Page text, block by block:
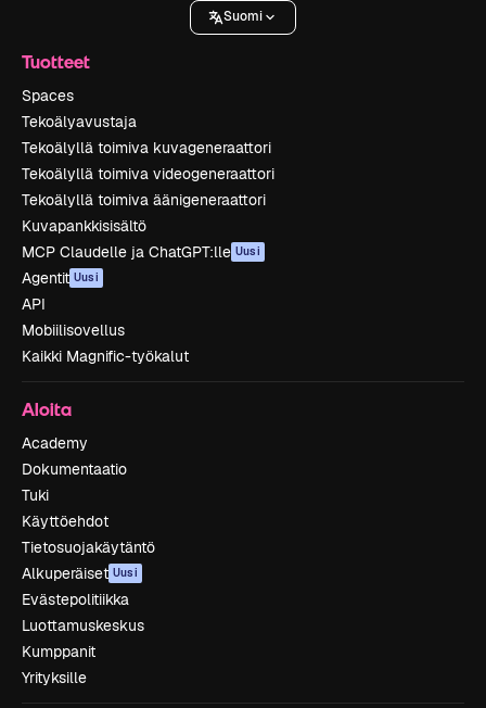
Suomi
Tuotteet
Spaces
Tekoälyavustaja
Tekoälyllä toimiva kuvageneraattori
Tekoälyllä toimiva videogeneraattori
Tekoälyllä toimiva äänigeneraattori
Kuvapankkisisältö
MCP Claudelle ja ChatGPT:lle Uusi
Agentit Uusi
API
Mobiilisovellus
Kaikki Magnific-työkalut
Aloita
Academy
Dokumentaatio
Tuki
Käyttöehdot
Tietosuojakäytäntö
Alkuperäiset Uusi
Evästepolitiikka
Luottamuskeskus
Kumppanit
Yrityksille